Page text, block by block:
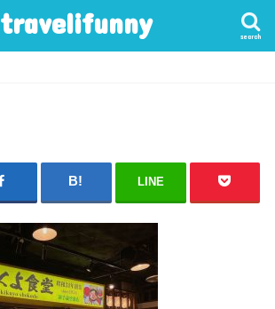
travelifunny search
LINE